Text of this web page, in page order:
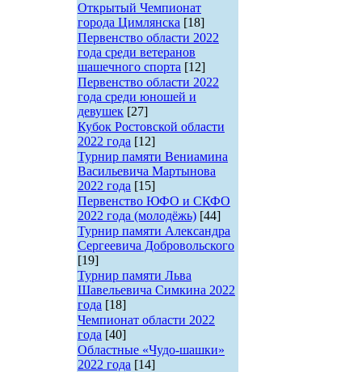
Открытый Чемпионат
города Цимлянска [18]
Первенство области 2022
года среди ветеранов
шашечного спорта [12]
Первенство области 2022
года среди юношей и
девушек [27]
Кубок Ростовской области
2022 года [12]
Турнир памяти Вениамина
Васильевича Мартынова
2022 года [15]
Первенство ЮФО и СКФО
2022 года (молодёжь) [44]
Турнир памяти Александра
Сергеевича Добровольского
[19]
Турнир памяти Льва
Шавельевича Симкина 2022
года [18]
Чемпионат области 2022
года [40]
Областные «Чудо-шашки»
2022 года [14]